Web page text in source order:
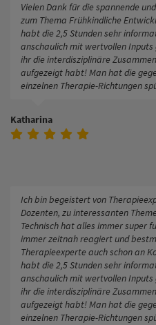
Vielen Dank für die spannende
zum Thema Frühkindliche
habt die 2,5 Stunden sehr
anschaulich mit wertvollen
ihr die interdisziplinäre
aufgezeigt habt! Man hat die
einzelnen Therapie-Richtungen
Katharina
Ich bin begeistert von
Dozenten, zu interessanten
Technisch hat alles immer super
immer zeitnah reagiert und
Therapieexperte auch schon an
habt die 2,5 Stunden sehr
anschaulich mit wertvollen
ihr die interdisziplinäre
aufgezeigt habt! Man hat die
einzelnen Therapie-Richtungen